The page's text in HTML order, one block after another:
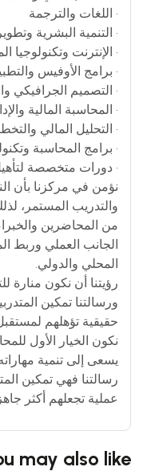
• اللغات والترجمة
• التنمية البشرية
• الإنترنت وتكنولوجيا
• برامج الأوفيس
• التصميم الجرافيكي
• المحاسبة المالية
• التحليل المالي
• برامج المحاسبة
• دورات متخصصة
نؤمن في مركزنا بأن
والتدريب المستمر،
من المحاضرين
الجانب العملي وربط
المحلي والدولي.
رؤيتنا أن نكون منارة
ورسالتنا تمكين
حقيقية تؤهلهم
نكون الخيار الأول
يسعى إلى تنمية
رسالتنا فهي تمكين
عملية تجعلهم أكثر
may also like